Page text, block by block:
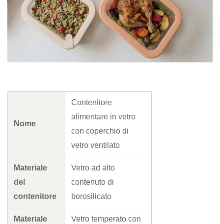
Nome
Contenitore
alimentare in vetro
con coperchio di
vetro ventilato
Materiale
del
contenitore
Vetro ad alto
contenuto di
borosilicato
Materiale
Vetro temperato con